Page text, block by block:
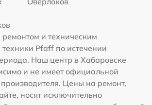
и техническим
Pfaff по истечении
Наш центр в Хабаровске
и не имеет официальной
Цены на ремонт,
носят исключительно